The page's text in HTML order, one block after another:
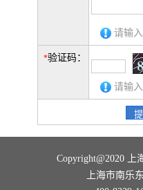
请输
*验证码：
请输
Copyright@2020 上
上海市南乐